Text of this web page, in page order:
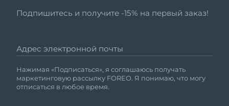
Подпишитесь и получите -15% на первый заказ!
Адрес электронной почты
Нажимая «Подписаться», я соглашаюсь получать
маркетинговую рассылку FOREO. Я понимаю, что могу
отписаться в любое время.